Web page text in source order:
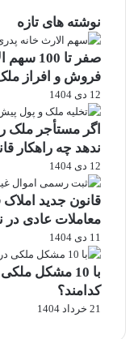
نوشته های تازه
صفر تا
فروش و افراز
12 دی 1404
اگر مستأجر ملک
ندهد چه راهکار
12 دی 1404
قانون جدید املاک
معاملات عادی در
11 دی 1404
با 10 مشکل
کدامند؟
21 خرداد 1404